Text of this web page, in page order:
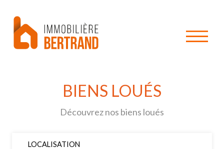
BIENS LOUÉS
Découvrez nos biens loués
LOCALISATION